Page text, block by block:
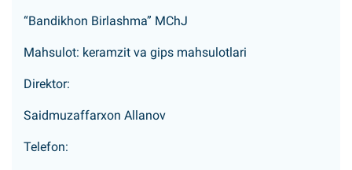
“Bandikhon Birlashma” MChJ
Mahsulot: keramzit va gips mahsulotlari
Direktor:
Saidmuzaffarxon Allanov
Telefon: